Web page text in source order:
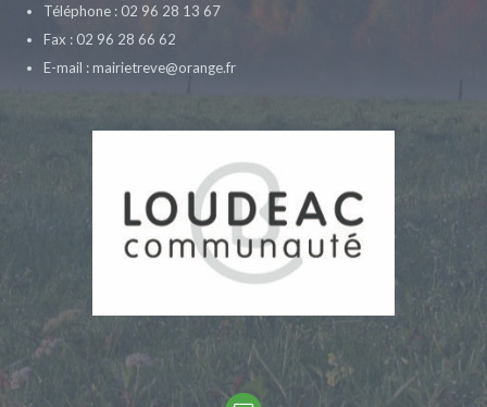
Téléphone : 02 96 28 13 67
Fax : 02 96 28 66 62
E-mail : mairietreve@orange.fr
Email